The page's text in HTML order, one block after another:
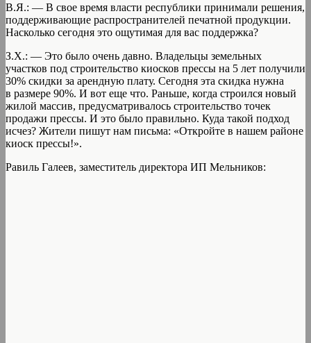
В.Я.: — В свое время власти республики принимали решения,
поддерживающие распространителей печатной продукции.
Насколько сегодня это ощутимая для вас поддержка?
З.Х.: — Это было очень давно. Владельцы земельных
участков под строительство киосков прессы на 5 лет получили
30% скидки за арендную плату. Сегодня эта скидка нужна
в размере 90%. И вот еще что. Раньше, когда строился новый
жилой массив, предусматривалось строительство точек
продажи прессы. И это было правильно. Куда такой подход
исчез? Жители пишут нам письма: «Откройте в нашем районе
киоск прессы!».
Равиль Галеев, заместитель директора ИП Мельников: